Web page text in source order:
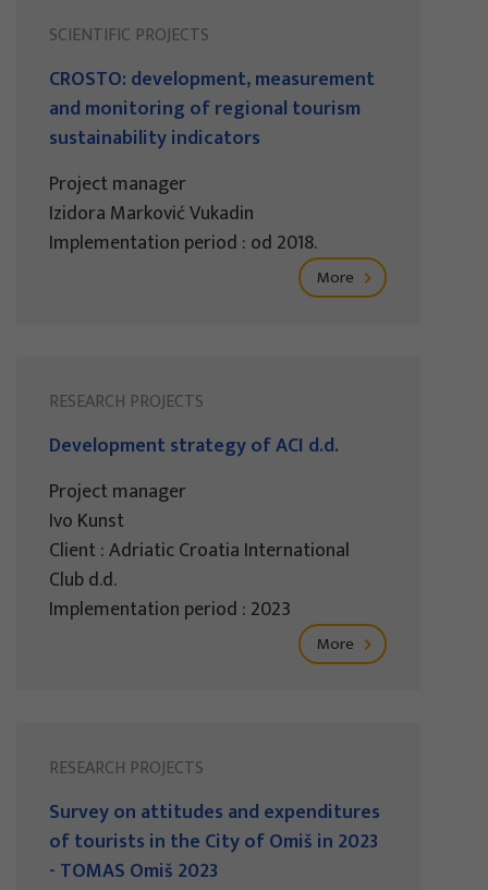
SCIENTIFIC PROJECTS
CROSTO: development, measurement
and monitoring of regional tourism
sustainability indicators
Project manager
Izidora Marković Vukadin
Implementation period : od 2018.
More
RESEARCH PROJECTS
Development strategy of ACI d.d.
Project manager
Ivo Kunst
Client : Adriatic Croatia International
Club d.d.
Implementation period : 2023
More
RESEARCH PROJECTS
Survey on attitudes and expenditures
of tourists in the City of Omiš in 2023
- TOMAS Omiš 2023